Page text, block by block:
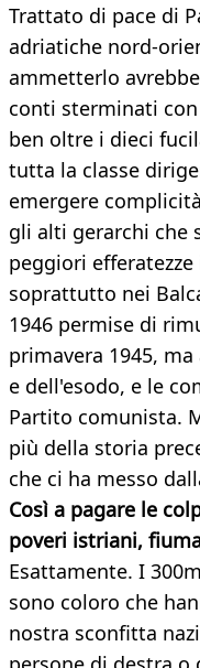
Trattato di pace di
adriatiche nord-
ammetterlo
conti sterminati
ben oltre i dieci
tutta la classe
emergere
gli alti gerarchi che
peggiori
soprattutto nei
1946 permise di
primavera 1945,
e dell'esodo, e le
Partito comunista.
più della storia
che ci ha messo
Così a pagare le
poveri istriani,
Esattamente. I
sono coloro che
nostra sconfitta